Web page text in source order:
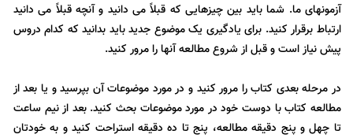
آزمونهای ما. شما باید بین چیزهایی که قبلاً می دانید و آنچه قبلاً می دانید
ارتباط برقرار کنید. برای یادگیری یک موضوع جدید باید بدانید که کدام دروس
پیش نیاز است و قبل از شروع مطالعه آنها را مرور کنید.
در مرحله بعدی کتاب را مرور کنید و در مورد موضوعات آن بپرسید و یا بعد از
مطالعه کتاب با دوست خود در مورد موضوعات بحث کنید. بعد از نیم ساعت
تا چهل و پنج دقیقه مطالعه، پنج تا ده دقیقه استراحت کنید و به خودتان